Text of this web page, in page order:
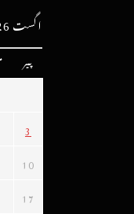
اگست 2026
پیر
3
10
17